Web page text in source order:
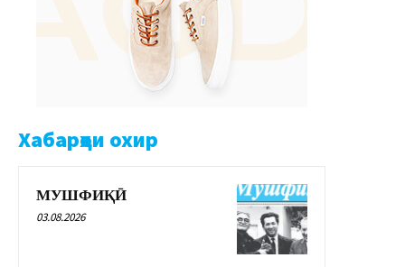
Хабарҳои охир
МУШФИҚӢ
03.08.2026